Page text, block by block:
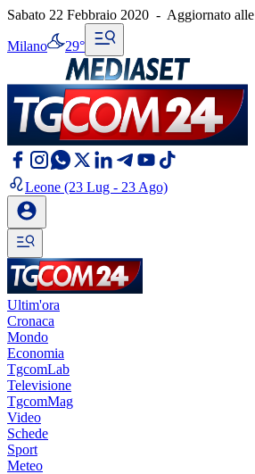
Sabato 22 Febbraio 2020 - Aggiornato alle
Milano 29°
Leone (23 Lug - 23 Ago)
Ultim'ora
Cronaca
Mondo
Economia
TgcomLab
Televisione
TgcomMag
Video
Schede
Sport
Meteo